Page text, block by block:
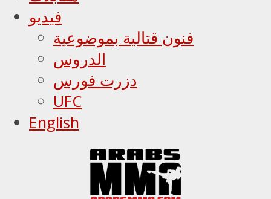
فيديو
فنون قتالية بموضوعية
الدروس
دزرت فورس
UFC
English